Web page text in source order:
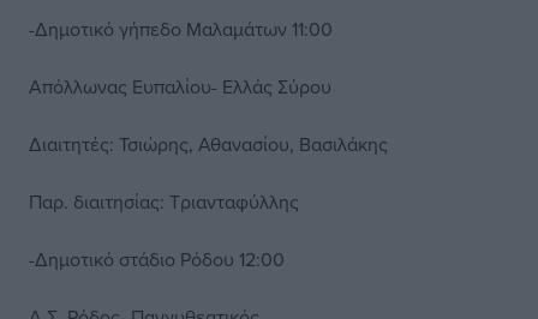
-Δημοτικό γήπεδο Μαλαμάτων 11:00
Απόλλωνας Ευπαλίου- Ελλάς Σύρου
Διαιτητές: Τσιώρης, Αθανασίου, Βασιλάκης
Παρ. διαιτησίας: Τριανταφύλλης
-Δημοτικό στάδιο Ρόδου 12:00